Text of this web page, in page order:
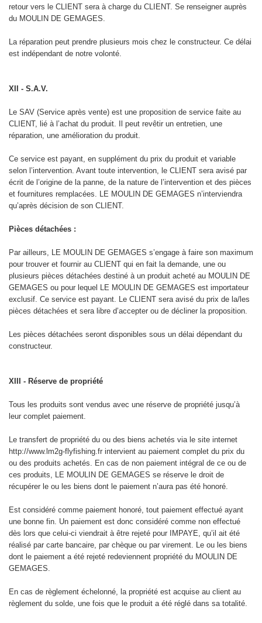
retour vers le CLIENT sera à charge du CLIENT. Se renseigner auprès
du MOULIN DE GEMAGES.
La réparation peut prendre plusieurs mois chez le constructeur. Ce délai
est indépendant de notre volonté.
XII - S.A.V.
Le SAV (Service après vente) est une proposition de service faite au
CLIENT, lié à l’achat du produit. Il peut revêtir un entretien, une
réparation, une amélioration du produit.
Ce service est payant, en supplément du prix du produit et variable
selon l’intervention. Avant toute intervention, le CLIENT sera avisé par
écrit de l’origine de la panne, de la nature de l’intervention et des pièces
et fournitures remplacées. LE MOULIN DE GEMAGES n’interviendra
qu’après décision de son CLIENT.
Pièces détachées :
Par ailleurs, LE MOULIN DE GEMAGES s’engage à faire son maximum
pour trouver et fournir au CLIENT qui en fait la demande, une ou
plusieurs pièces détachées destiné à un produit acheté au MOULIN DE
GEMAGES ou pour lequel LE MOULIN DE GEMAGES est importateur
exclusif. Ce service est payant. Le CLIENT sera avisé du prix de la/les
pièces détachées et sera libre d’accepter ou de décliner la proposition.
Les pièces détachées seront disponibles sous un délai dépendant du
constructeur.
XIII - Réserve de propriété
Tous les produits sont vendus avec une réserve de propriété jusqu’à
leur complet paiement.
Le transfert de propriété du ou des biens achetés via le site internet
http://www.lm2g-flyfishing.fr intervient au paiement complet du prix du
ou des produits achetés. En cas de non paiement intégral de ce ou de
ces produits, LE MOULIN DE GEMAGES se réserve le droit de
récupérer le ou les biens dont le paiement n’aura pas été honoré.
Est considéré comme paiement honoré, tout paiement effectué ayant
une bonne fin. Un paiement est donc considéré comme non effectué
dès lors que celui-ci viendrait à être rejeté pour IMPAYE, qu’il ait été
réalisé par carte bancaire, par chèque ou par virement. Le ou les biens
dont le paiement a été rejeté redeviennent propriété du MOULIN DE
GEMAGES.
En cas de règlement échelonné, la propriété est acquise au client au
règlement du solde, une fois que le produit a été réglé dans sa totalité.